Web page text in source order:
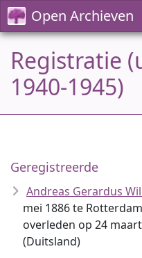
Open Archieven
Registratie
1940-1945)
Geregistreerde
Andreas Gerardus
mei 1886 te
overleden op 24
(Duitsland)